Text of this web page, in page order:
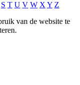
S T U V W XY Z
van de website te